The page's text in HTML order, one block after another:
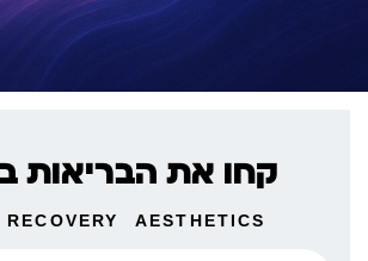
קחו את הבריאות
AESTHETICS
RECOVERY